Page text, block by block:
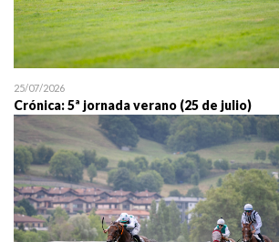
25/07/2026
Crónica: 5ª jornada verano (25 de julio)